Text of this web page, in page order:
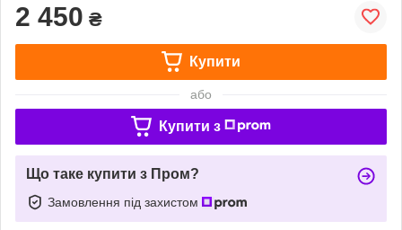
2 450 ₴
Купити
або
Купити з
Що таке купити з Пром?
Замовлення під захистом